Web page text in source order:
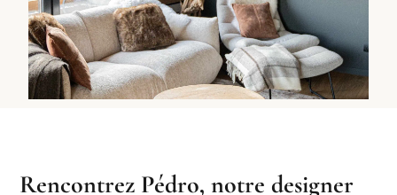
Rencontrez Pédro, notre designer